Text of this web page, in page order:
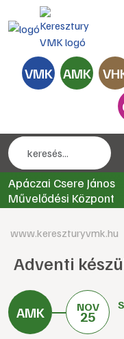
VMK AMK
Apáczai Csere János
Művelődési Központ
www.kereszturyvmk.hu
Adventi
NOV
25